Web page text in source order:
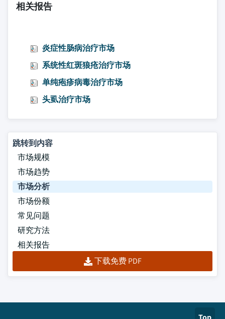
相关报告
炎症性肠病治疗市场
系统性红斑狼疮治疗市场
单纯疱疹病毒治疗市场
头虱治疗市场
跳转到内容
市场规模
市场趋势
市场分析
市场份额
常见问题
研究方法
相关报告
下载免费 PDF